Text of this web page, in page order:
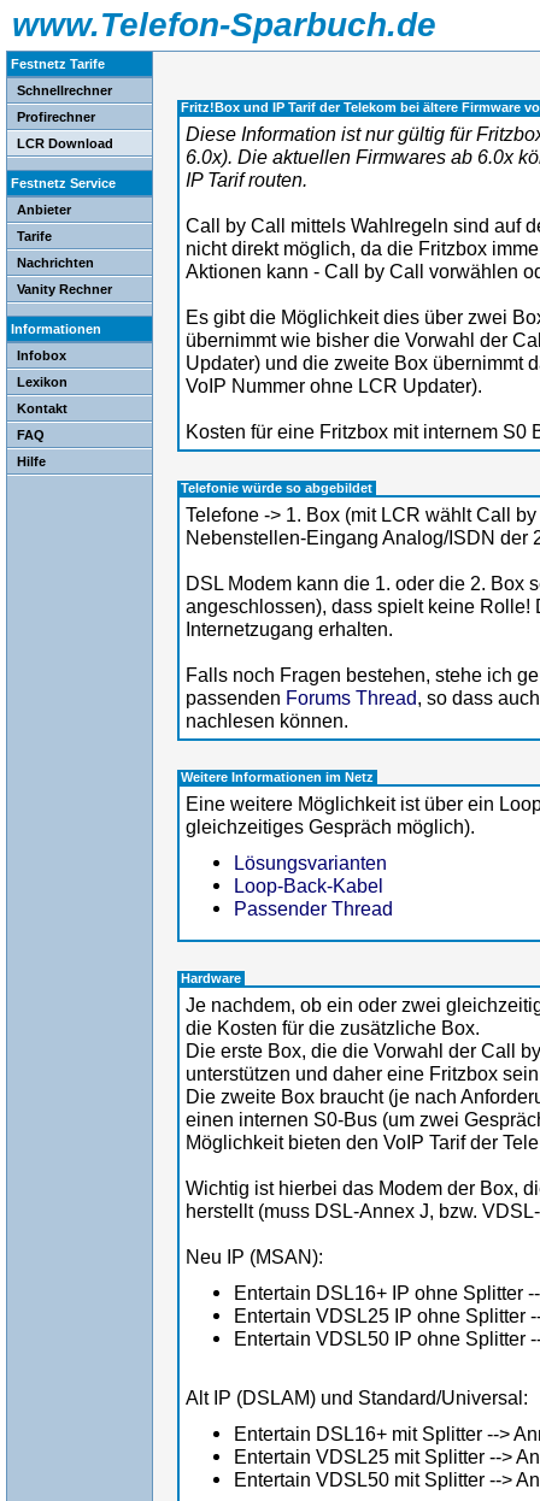
www.Telefon-Sparbuch.de
Festnetz Tarife
Schnellrechner
Profirechner
LCR Download
Festnetz Service
Anbieter
Tarife
Nachrichten
Vanity Rechner
Informationen
Infobox
Lexikon
Kontakt
FAQ
Hilfe
Fritz!Box und IP Tarif der Telekom bei ältere Firmware
Diese Information ist nur gültig für
6.0x). Die aktuellen Firmwares ab 6.0x
IP Tarif routen.
Call by Call mittels Wahlregeln sind auf
nicht direkt möglich, da die Fritzbox
Aktionen kann - Call by Call vorwählen
Es gibt die Möglichkeit dies über zwei
übernimmt wie bisher die Vorwahl der
Updater) und die zweite Box übernimmt
VoIP Nummer ohne LCR Updater).
Kosten für eine Fritzbox mit internem S0
Telefonie würde so abgebildet
Telefone -> 1. Box (mit LCR wählt Call
Nebenstellen-Eingang Analog/ISDN der
DSL Modem kann die 1. oder die 2. Box
angeschlossen), dass spielt keine
Internetzugang erhalten.
Falls noch Fragen bestehen, stehe ich
passenden Forums Thread, so dass
nachlesen können.
Weitere Informationen im Netz
Eine weitere Möglichkeit ist über ein
gleichzeitiges Gespräch möglich).
Lösungsvarianten
Loop-Back-Kabel
Passender Thread
Hardware
Je nachdem, ob ein oder zwei
die Kosten für die zusätzliche Box.
Die erste Box, die die Vorwahl der Call
unterstützen und daher eine Fritzbox
Die zweite Box braucht (je nach
einen internen S0-Bus (um zwei
Möglichkeit bieten den VoIP Tarif der
Wichtig ist hierbei das Modem der Box,
herstellt (muss DSL-Annex J, bzw.
Neu IP (MSAN):
Entertain DSL16+ IP ohne Splitter
Entertain VDSL25 IP ohne Splitter
Entertain VDSL50 IP ohne Splitter
Alt IP (DSLAM) und Standard/Universal:
Entertain DSL16+ mit Splitter -->
Entertain VDSL25 mit Splitter -->
Entertain VDSL50 mit Splitter -->